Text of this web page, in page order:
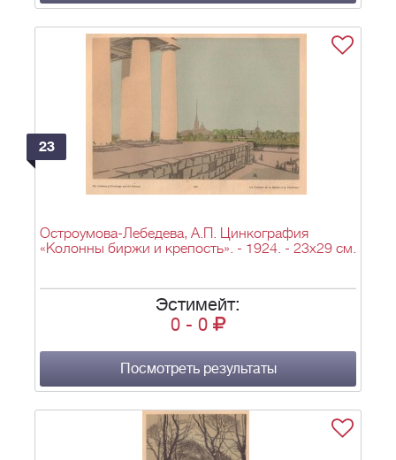
23
Остроумова-Лебедева, А.П. Цинкография
«Колонны биржи и крепость». - 1924. - 23х29 см.
Эстимейт:
0 - 0
Посмотреть результаты